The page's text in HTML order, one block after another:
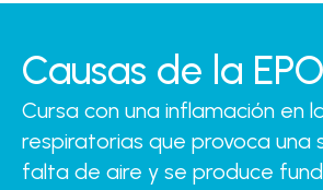
Causas de la
Cursa con una inflamación en
respiratorias que provoca una
falta de aire y se produce